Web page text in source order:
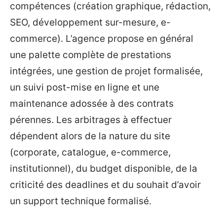
compétences (création graphique, rédaction,
SEO, développement sur-mesure, e-
commerce). L’agence propose en général
une palette complète de prestations
intégrées, une gestion de projet formalisée,
un suivi post-mise en ligne et une
maintenance adossée à des contrats
pérennes. Les arbitrages à effectuer
dépendent alors de la nature du site
(corporate, catalogue, e-commerce,
institutionnel), du budget disponible, de la
criticité des deadlines et du souhait d’avoir
un support technique formalisé.